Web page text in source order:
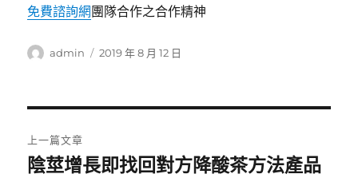
免費諮詢網 團隊合作之合作精神
作
admin
發
2019 年 8 月 12 日
章
上一篇文章
上
陰莖增長即找回對方降酸茶方法產品